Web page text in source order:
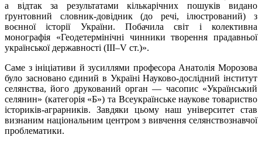
а відтак за результатами кількарічних пошуків видано
ґрунтовний словник-довідник (до речі, ілюстрований) з
воєнної історії України. Побачила світ і колективна
монографія «Геодетермінічні чинники творення прадавньої
української державності (ІІІ–V ст.)».
Саме з ініціативи й зусиллями професора Анатолія Морозова
було засновано єдиний в Україні Науково-дослідний інститут
селянства, його друкований орган — часопис «Український
селянин» (категорія «Б») та Всеукраїнське наукове товариство
істориків-аграрників. Завдяки цьому наш університет став
визнаним національним центром з вивчення селянствознавчої
проблематики.